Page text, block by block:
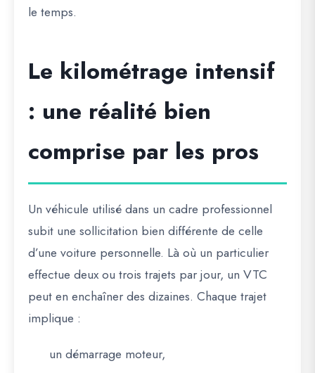
le temps.
Le kilométrage intensif
: une réalité bien
comprise par les pros
Un véhicule utilisé dans un cadre professionnel
subit une sollicitation bien différente de celle
d’une voiture personnelle. Là où un particulier
effectue deux ou trois trajets par jour, un VTC
peut en enchaîner des dizaines. Chaque trajet
implique :
un démarrage moteur,